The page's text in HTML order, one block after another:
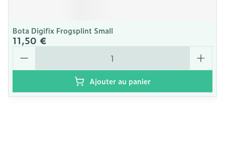
Bota Digifix Frogsplint Small
11,50 €
Quantité
Ajouter au panier